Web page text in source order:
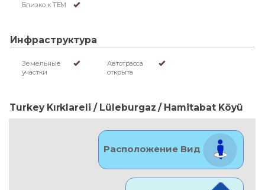
Близко к TEM
Инфраструктура
Земельные
участки
Автотрасса
открыта
Turkey Kırklareli / Lüleburgaz / Hamitabat Köyü
Расположение Вид